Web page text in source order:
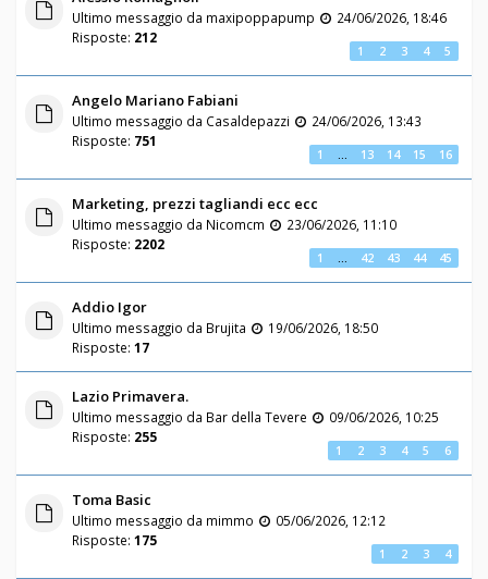
Ultimo messaggio da maxipoppapump
24/06/2026, 18:46
Risposte: 212
1 2 3 4 5
Angelo Mariano Fabiani
Ultimo messaggio da Casaldepazzi
24/06/2026, 13:43
Risposte: 751
1 … 13 14 15 16
Marketing, prezzi tagliandi ecc ecc
Ultimo messaggio da Nicomcm
23/06/2026, 11:10
Risposte: 2202
1 … 42 43 44 45
Addio Igor
Ultimo messaggio da Brujita
19/06/2026, 18:50
Risposte: 17
Lazio Primavera.
Ultimo messaggio da Bar della Tevere
09/06/2026, 10:25
Risposte: 255
1 2 3 4 5 6
Toma Basic
Ultimo messaggio da mimmo
05/06/2026, 12:12
Risposte: 175
1 2 3 4